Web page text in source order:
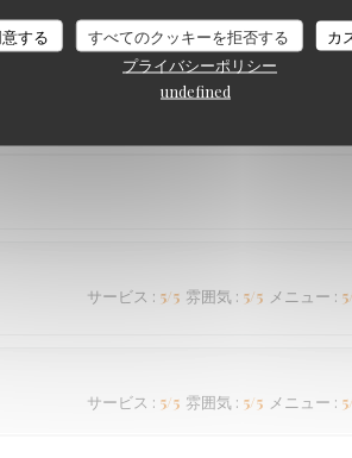
する すべてのクッキーを拒否する
カ
プライバシーポリシー
undefined
サービス : 5/5 雰囲気 : 5/5 メニュー : 5
サービス : 5/5 雰囲気 : 5/5 メニュー : 5